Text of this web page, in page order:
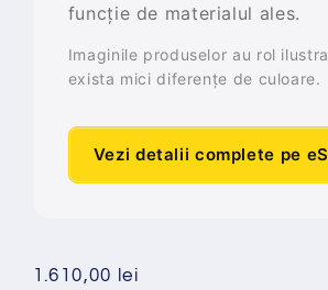
funcție de materialul ales.
Imaginile produselor au rol
exista mici diferențe de culoare.
Vezi detalii complete pe
Preț
1.610,00 lei